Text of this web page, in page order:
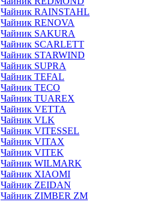
Чайник RAINSTAHL
Чайник RENOVA
Чайник SAKURA
Чайник SCARLETT
Чайник STARWIND
Чайник SUPRA
Чайник TEFAL
Чайник TECO
Чайник TUAREX
Чайник VETTA
Чайник VLK
Чайник VITESSEL
Чайник VITAX
Чайник VITEK
Чайник WILMARK
Чайник XIAOMI
Чайник ZEIDAN
Чайник ZIMBER ZM